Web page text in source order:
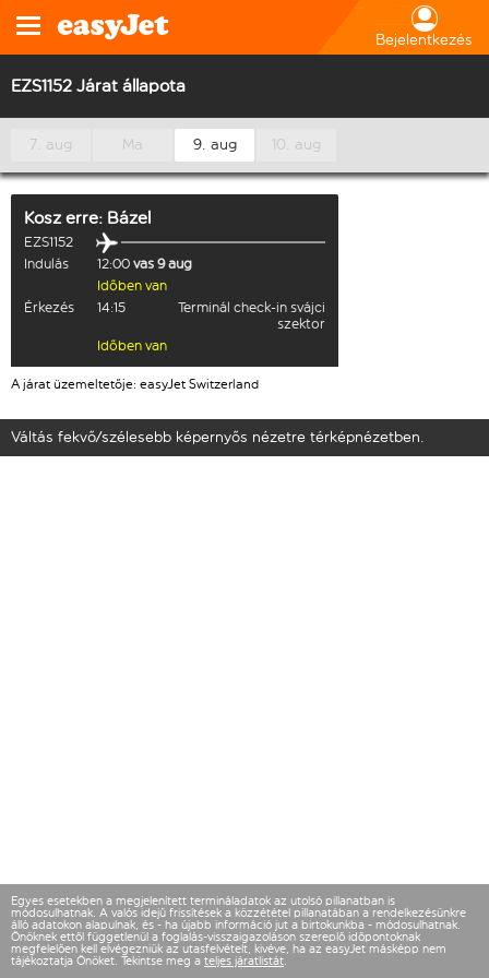
Bejelentkezés
EZS1152 Járat állapota
7. aug Ma 9. aug 10. aug
Koszerre: Bázel
EZS1152
Indulás
12:00 vas 9 aug
Időben van
Érkezés
14:15
Terminál check-in svájci
szektor
Időben van
A járat üzemeltetője: easyJet Switzerland
Váltás fekvő/szélesebb képernyős nézetre térképnézetben.
Egyes esetekben a megjelenített termináladatok az utolsó pillanatban is
módosulhatnak. A valós idejű frissítések a közzététel pillanatában a rendelkezésünkre
álló adatokon alapulnak, és - ha újabb információ jut a birtokunkba - módosulhatnak.
Önöknek ettől függetlenül a foglalás-visszaigazoláson szereplő időpontoknak
megfelelően kell elvégezniük az utasfelvételt, kivéve, ha az easyJet másképp nem
tájékoztatja Önöket. Tekintse meg a teljes járatlistát.